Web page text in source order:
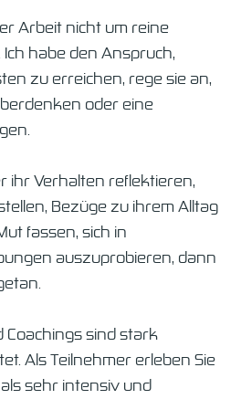
Arbeit nicht um reine
habe den Anspruch,
zu erreichen, rege sie an,
oder eine
ihr Verhalten reflektieren,
Bezüge zu ihrem Alltag
fassen, sich in
auszuprobieren, dann
Coachings sind stark
Als Teilnehmer erleben Sie
sehr intensiv und